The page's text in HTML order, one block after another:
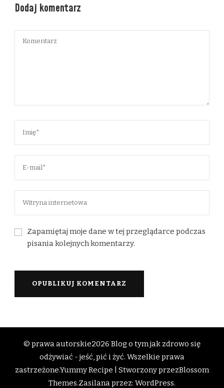
Dodaj komentarz
Zapamiętaj moje dane w tej przeglądarce podczas
pisania kolejnych komentarzy.
© prawa autorskie2026 Blog o tym jak zdrowo się
odżywiać - jeść, pić i żyć. Wszelkie prawa
zastrzeżone.Yummy Recipe | Stworzony przezBlossom
Themes.Zasilana przez: WordPress.